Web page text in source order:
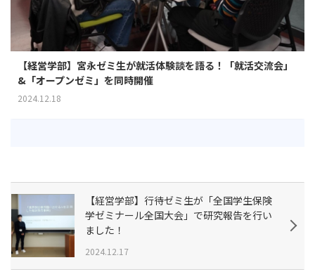
【経営学部】宮永ゼミ生が就活体験談を語る！「就活交流会」
&「オープンゼミ」を同時開催
2024.12.18
【経営学部】行待ゼミ生が「全国学生保険
学ゼミナール全国大会」で研究報告を行い
ました！
2024.12.17